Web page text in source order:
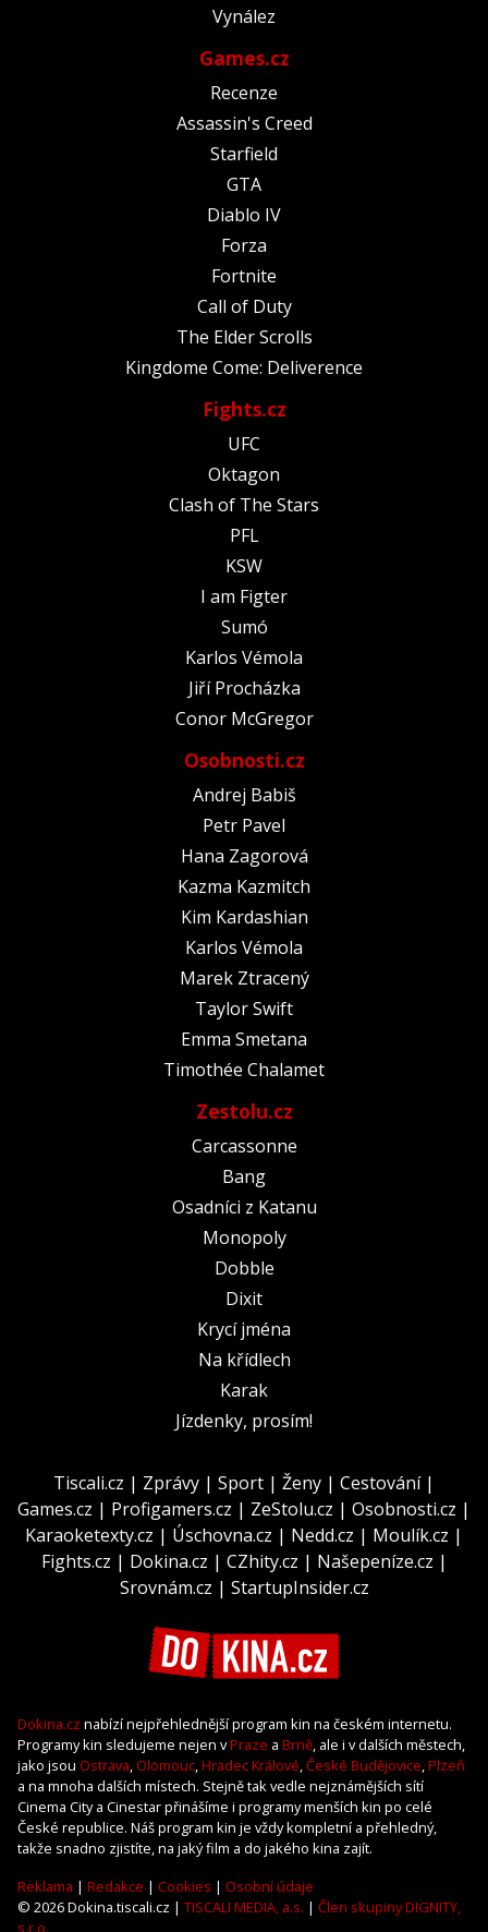
Vynález
Games.cz
Recenze
Assassin's Creed
Starfield
GTA
Diablo IV
Forza
Fortnite
Call of Duty
The Elder Scrolls
Kingdome Come: Deliverence
Fights.cz
UFC
Oktagon
Clash of The Stars
PFL
KSW
I am Figter
Sumó
Karlos Vémola
Jiří Procházka
Conor McGregor
Osobnosti.cz
Andrej Babiš
Petr Pavel
Hana Zagorová
Kazma Kazmitch
Kim Kardashian
Karlos Vémola
Marek Ztracený
Taylor Swift
Emma Smetana
Timothée Chalamet
Zestolu.cz
Carcassonne
Bang
Osadníci z Katanu
Monopoly
Dobble
Dixit
Krycí jména
Na křídlech
Karak
Jízdenky, prosím!
Tiscali.cz | Zprávy | Sport | Ženy | Cestování|
Games.cz | Profigamers.cz | ZeStolu.cz | Osobnosti.cz |
Karaoketexty.cz | Úschovna.cz | Nedd.cz | Moulík.cz |
Fights.cz | Dokina.cz | CZhity.cz | Našepeníze.cz |
Srovnám.cz | StartupInsider.cz
Dokina.cz nabízí nejpřehlednější program kin na českém internetu.
Programy kin sledujeme nejen vPraze a Brně, ale i v dalších městech,
jako jsou Ostrava, Olomouc,Hradec Králové,České Budějovice,Plzeň
a na mnoha dalších místech. Stejně tak vedle nejznámějších sítí
Cinema City a Cinestar přinášíme i programy menších kin po celé
České republice. Náš program kin je vždy kompletní a přehledný,
takže snadno zjistíte, na jaký film a do jakého kina zajít.
Reklama | Redakce | Cookies | Osobní údaje
© 2026 Dokina.tiscali.cz | TISCALI MEDIA, a.s. | Člen skupiny DIGNITY,
s.r.o.